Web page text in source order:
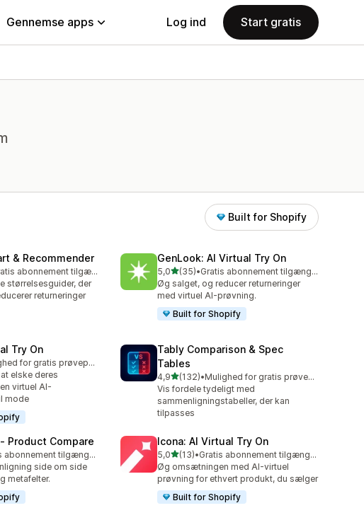
Gennemse apps Log ind Start gratis
Built for Shopify
& Recommender
i alt
Gratis abonnement tilgængeligt
størrelsesguider, der
returneringer
GenLook: AI Virtual Try On
5,0ud af 5 stjerner
(35)
35 anmeldelser i alt
•
Gratis abonnement tilgængeligt
Øg salget, og reducer returneringer
med virtuel AI-prøvning.
Built for Shopify
Try On
alt
Mulighed for gratis prøveperiode
elske deres
virtuel AI-
mode
Tably Comparison & Spec
Tables
4,9ud af 5 stjerner
(132)
132 anmeldelser i alt
•
Mulighed for gratis prøveperiode
Vis fordele tydeligt med
sammenligningstabeller, der kan
tilpasses
Product Compare
alt
Gratis abonnement tilgængeligt
side om side
metafelter.
Icona: AI Virtual Try On
5,0ud af 5 stjerner
(13)
13 anmeldelser i alt
•
Gratis abonnement tilgængeligt
Øg omsætningen med AI-virtuel
prøvning for ethvert produkt, du sælger
Built for Shopify